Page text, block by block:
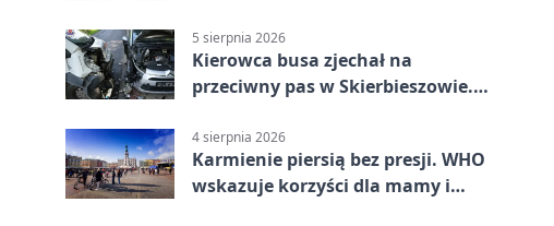
5 sierpnia 2026
Kierowca busa zjechał na
przeciwny pas w Skierbieszowie.
4 sierpnia 2026
Karmienie piersią bez presji. WHO
wskazuje korzyści dla mamy i